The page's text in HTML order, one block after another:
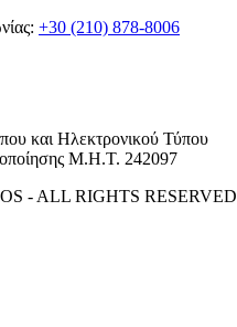
+30 (210) 878-8006
και Ηλεκτρονικού Τύπου
Μ.Η.Τ. 242097
- ALL RIGHTS RESERVED